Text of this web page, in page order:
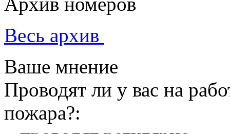
Весь архив
Ваше мнение
Проводят ли у вас на
пожара?: